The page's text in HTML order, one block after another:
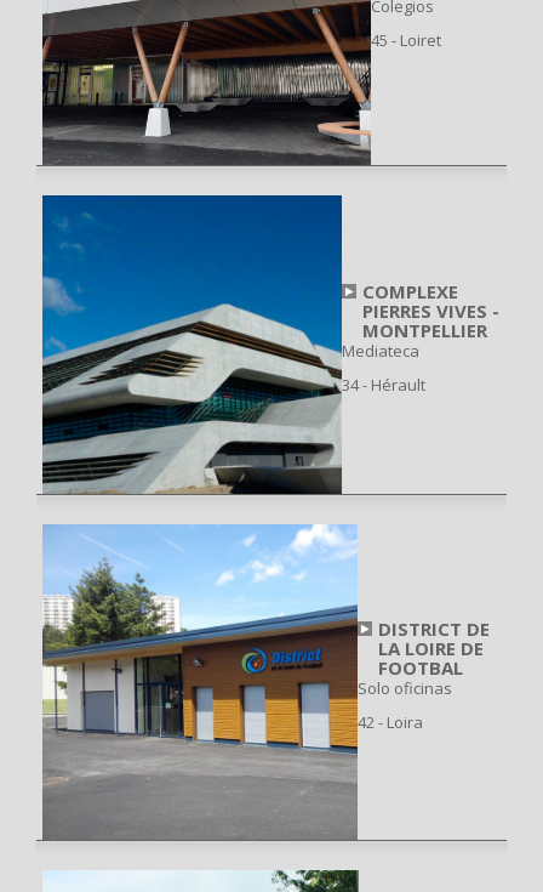
Colegios
45 - Loiret
COMPLEXE
PIERRES VIVES -
MONTPELLIER
Mediateca
34 - Hérault
DISTRICT DE
LA LOIRE DE
FOOTBAL
Solo oficinas
42 - Loira